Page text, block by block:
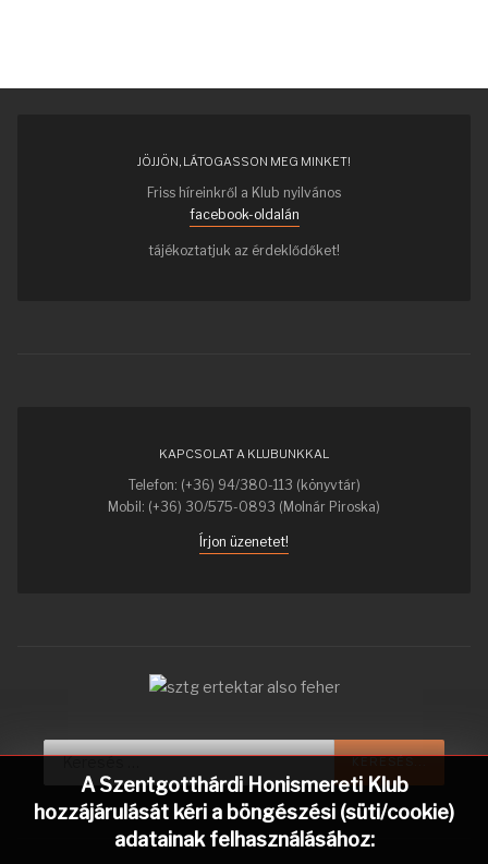
A Szentgotthárdi Honismereti Klub
hozzájárulását kéri a böngészési (süti/cookie)
adatainak felhasználásához:
JÖJJÖN, LÁTOGASSON MEG MINKET!
Friss híreinkről a Klub nyilvános
facebook-oldalán
tájékoztatjuk az érdeklődőket!
KAPCSOLAT A KLUBUNKKAL
Telefon: (+36) 94/380-113 (könyvtár)
Mobil: (+36) 30/575-0893 (Molnár Piroska)
Írjon üzenetet!
Keresés...